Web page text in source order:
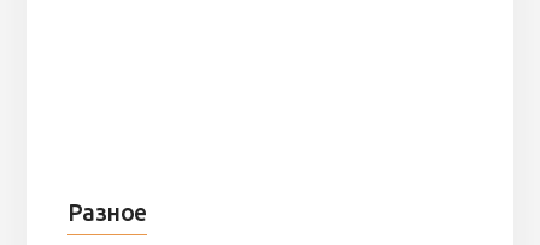
Разное